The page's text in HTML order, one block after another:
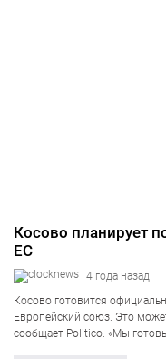
Косово планирует
ЕС
4 года назад
Косово готовится
Европейский союз. Это
сообщает Politico. «Мы